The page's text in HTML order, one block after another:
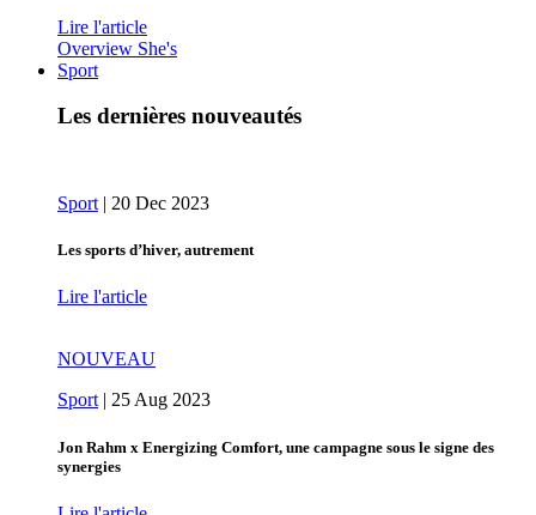
Lire l'article
Overview She's
Sport
Les dernières nouveautés
Sport | 20 Dec 2023
Les sports d’hiver, autrement
Lire l'article
NOUVEAU
Sport| 25 Aug 2023
Jon Rahm x Energizing Comfort, une campagne sous le signe des
synergies